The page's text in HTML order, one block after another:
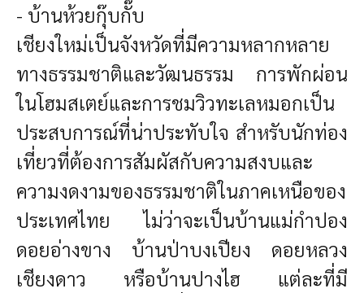
- บ้านห้วยกุ๊บกั๊บ
เชียงใหม่เป็นจังหวัดที่มีความหลากหลาย
ทางธรรมชาติและวัฒนธรรม การพักผ่อน
ในโฮมสเตย์และการชมวิวทะเลหมอกเป็น
ประสบการณ์ที่น่าประทับใจ สำหรับนักท่อง
เที่ยวที่ต้องการสัมผัสกับความสงบและ
ความงดงามของธรรมชาติในภาคเหนือของ
ประเทศไทย ไม่ว่าจะเป็นบ้านแม่กำปอง
ดอยอ่างขาง บ้านป่าบงเปียง ดอยหลวง
เชียงดาว หรือบ้านปางไฮ แต่ละที่มี